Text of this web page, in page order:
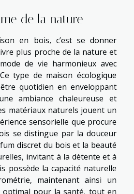
de la nature
en bois, c’est se donner
plus proche de la nature et
de vie harmonieux avec
type de maison écologique
quotidien en enveloppant
ambiance chaleureuse et
matériaux naturels jouent un
sensorielle que procure
se distingue par la douceur
discret du bois et la beauté
invitant à la détente et à
possède la capacité naturelle
maintenant ainsi un
optimal pour la santé, tout en